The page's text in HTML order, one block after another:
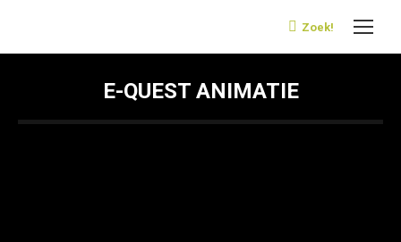
Search:
Zoek!
E-QUEST ANIMATIE